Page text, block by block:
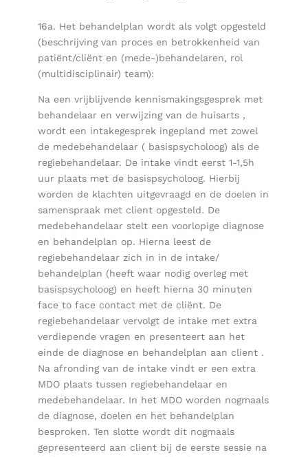
16a. Het behandelplan wordt als volgt opgesteld
(beschrijving van proces en betrokkenheid van
patiënt/cliënt en (mede-)behandelaren, rol
(multidisciplinair) team):
Na een vrijblijvende kennismakingsgesprek met
behandelaar en verwijzing van de huisarts ,
wordt een intakegesprek ingepland met zowel
de medebehandelaar ( basispsycholoog) als de
regiebehandelaar. De intake vindt eerst 1-1,5h
uur plaats met de basispsycholoog. Hierbij
worden de klachten uitgevraagd en de doelen in
samenspraak met client opgesteld. De
medebehandelaar stelt een voorlopige diagnose
en behandelplan op. Hierna leest de
regiebehandelaar zich in in de intake/
behandelplan (heeft waar nodig overleg met
basispsycholoog) en heeft hierna 30 minuten
face to face contact met de cliënt. De
regiebehandelaar vervolgt de intake met extra
verdiepende vragen en presenteert aan het
einde de diagnose en behandelplan aan client .
Na afronding van de intake vindt er een extra
MDO plaats tussen regiebehandelaar en
medebehandelaar. In het MDO worden nogmaals
de diagnose, doelen en het behandelplan
besproken. Ten slotte wordt dit nogmaals
gepresenteerd aan client bij de eerste sessie na